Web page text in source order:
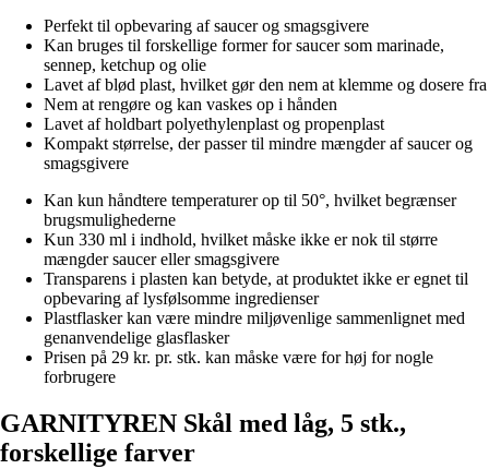
Perfekt til opbevaring af saucer og smagsgivere
Kan bruges til forskellige former for saucer som marinade,
sennep, ketchup og olie
Lavet af blød plast, hvilket gør den nem at klemme og dosere fra
Nem at rengøre og kan vaskes op i hånden
Lavet af holdbart polyethylenplast og propenplast
Kompakt størrelse, der passer til mindre mængder af saucer og
smagsgivere
Kan kun håndtere temperaturer op til 50°, hvilket begrænser
brugsmulighederne
Kun 330 ml i indhold, hvilket måske ikke er nok til større
mængder saucer eller smagsgivere
Transparens i plasten kan betyde, at produktet ikke er egnet til
opbevaring af lysfølsomme ingredienser
Plastflasker kan være mindre miljøvenlige sammenlignet med
genanvendelige glasflasker
Prisen på 29 kr. pr. stk. kan måske være for høj for nogle
forbrugere
GARNITYREN Skål med låg, 5 stk.,
forskellige farver